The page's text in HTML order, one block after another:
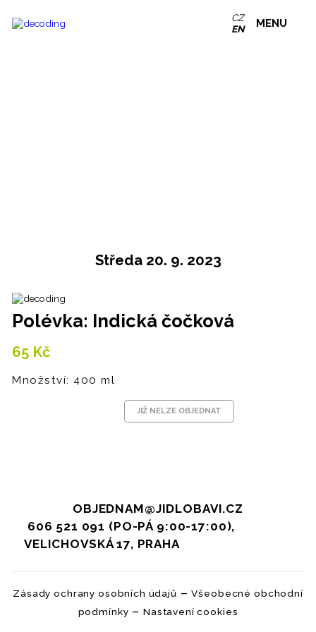
CZ
EN
MENU
Středa 20. 9. 2023
Polévka: Indická čočková
65 Kč
Množství: 400 ml
JIŽ NELZE OBJEDNAT
OBJEDNAM@JIDLOBAVI.CZ
606 521 091 (PO-PÁ 9:00-17:00),
VELICHOVSKÁ 17, PRAHA
Zásady ochrany osobních údajů –Všeobecné obchodní
podmínky – Nastavení cookies